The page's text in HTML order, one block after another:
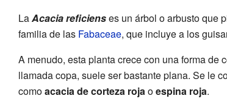
LaAcacia reficienses un árbol o arbusto que
familia de las Fabaceae, que incluye a los
A menudo, esta planta crece con una forma de
llamada copa, suele ser bastante plana. Se le
comoacacia de corteza rojaoespina roja.